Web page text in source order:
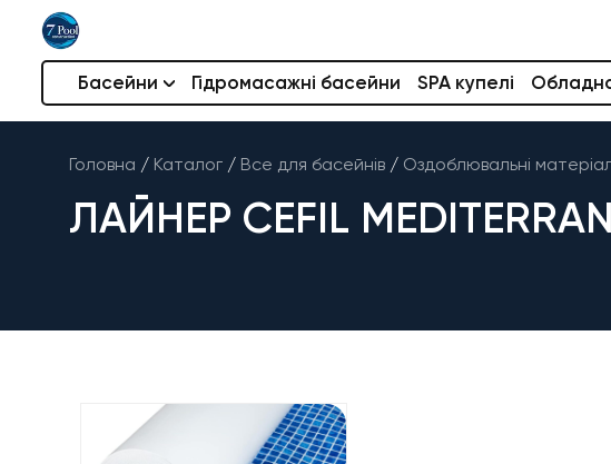
Басейни Гідромасажні басейни SPA купелі
Головна / Каталог / Все для басейнів / Оздоблювальні
ЛАЙНЕР CEFIL